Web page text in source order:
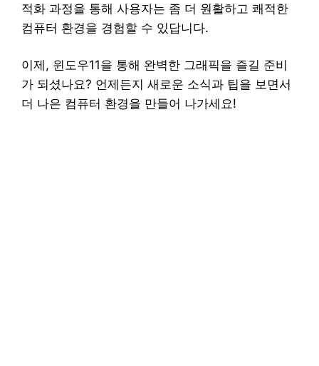
적화 과정을 통해 사용자는 좀 더 원활하고 쾌적한
컴퓨터 환경을 경험할 수 있답니다.
이제, 윈도우11을 통해 완벽한 그래픽을 즐길 준비
가 되셨나요? 언제든지 새로운 소식과 팁을 보면서
더 나은 컴퓨터 환경을 만들어 나가세요!